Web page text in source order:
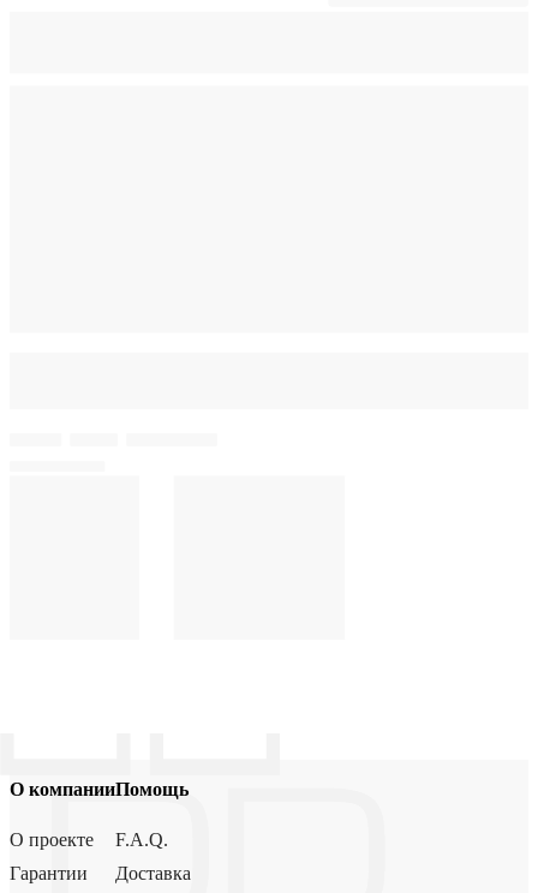
О компании
О проекте
Гарантии
Помощь
F.A.Q.
Доставка